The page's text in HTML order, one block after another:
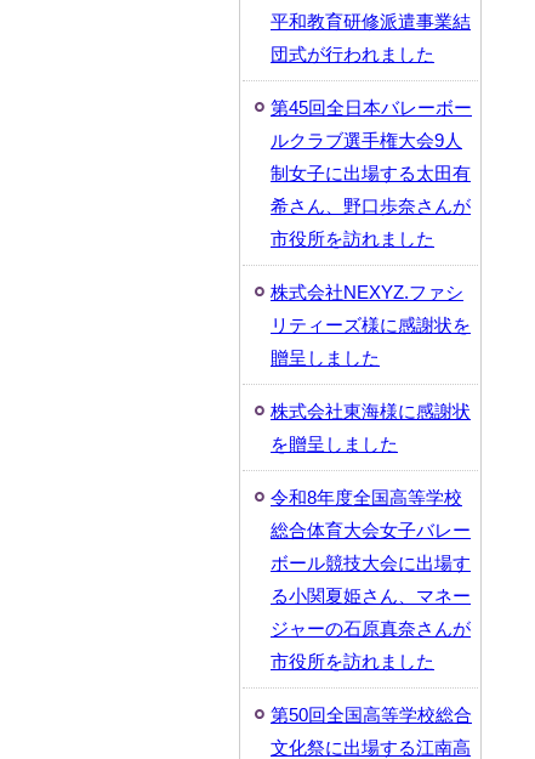
平和教育研修派遣事業結
団式が行われました
第45回全日本バレーボー
ルクラブ選手権大会9人
制女子に出場する太田有
希さん、野口歩奈さんが
市役所を訪れました
株式会社NEXYZ.ファシ
リティーズ様に感謝状を
贈呈しました
株式会社東海様に感謝状
を贈呈しました
令和8年度全国高等学校
総合体育大会女子バレー
ボール競技大会に出場す
る小関夏姫さん、マネー
ジャーの石原真奈さんが
市役所を訪れました
第50回全国高等学校総合
文化祭に出場する江南高